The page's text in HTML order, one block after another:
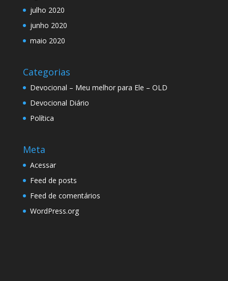
julho 2020
junho 2020
maio 2020
Categorias
Devocional – Meu melhor para Ele – OLD
Devocional Diário
Política
Meta
Acessar
Feed de posts
Feed de comentários
WordPress.org